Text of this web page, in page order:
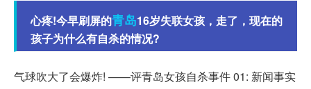
心疼!今早刷屏的青岛16岁失联女孩，走了，现在的
孩子为什么有自杀的情况?
气球吹大了会爆炸! ——评青岛女孩自杀事件 01: 新闻事实